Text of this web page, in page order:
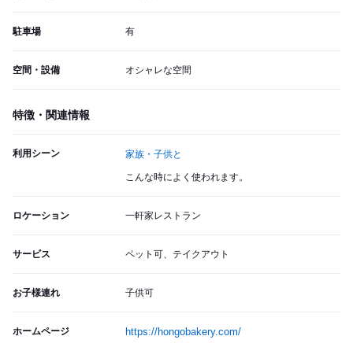
駐車場 有
空間・設備 オシャレな空間
特徴・関連情報
利用シーン 家族・子供と
こんな時によく使われます。
ロケーション 一軒家レストラン
サービス ペット可、テイクアウト
お子様連れ 子供可
ホームページ https://hongobakery.com/